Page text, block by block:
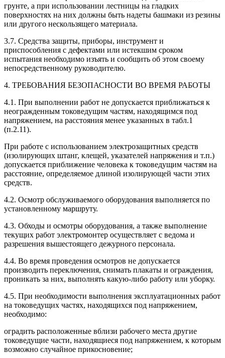
грунте, а при использовании лестницы на гладких
поверхностях на них должны быть надеты башмаки из резины
или другого нескользящего материала.
3.7. Средства защиты, приборы, инструмент и
приспособления с дефектами или истекшим сроком
испытания необходимо изъять и сообщить об этом своему
непосредственному руководителю.
4. ТРЕБОВАНИЯ БЕЗОПАСНОСТИ ВО ВРЕМЯ РАБОТЫ
4.1. При выполнении работ не допускается приближаться к
неогражденным токоведущим частям, находящимся под
напряжением, на расстояния менее указанных в табл.1
(п.2.11).
При работе с использованием электрозащитных средств
(изолирующих штанг, клещей, указателей напряжения и т.п.)
допускается приближение человека к токоведущим частям на
расстояние, определяемое длиной изолирующей части этих
средств.
4.2. Осмотр обслуживаемого оборудования выполняется по
установленному маршруту.
4.3. Обходы и осмотры оборудования, а также выполнение
текущих работ электромонтер осуществляет с ведома и
разрешения вышестоящего дежурного персонала.
4.4. Во время проведения осмотров не допускается
производить переключения, снимать плакаты и ограждения,
проникать за них, выполнять какую-либо работу или уборку.
4.5. При необходимости выполнения эксплуатационных работ
на токоведущих частях, находящихся под напряжением,
необходимо:
оградить расположенные вблизи рабочего места другие
токоведущие части, находящиеся под напряжением, к которым
возможно случайное прикосновение;